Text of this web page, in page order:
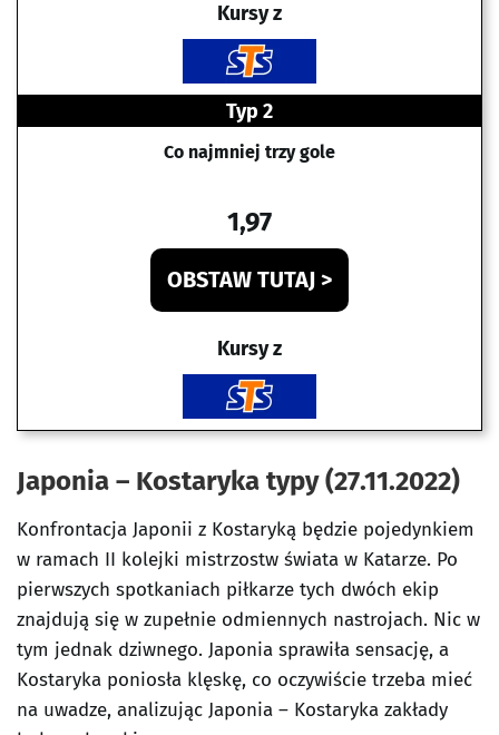
Kursy z
Typ 2
Co najmniej trzy gole
1,97
OBSTAW TUTAJ >
Kursy z
Japonia – Kostaryka typy (27.11.2022)
Konfrontacja Japonii z Kostaryką będzie pojedynkiem
w ramach II kolejki mistrzostw świata w Katarze. Po
pierwszych spotkaniach piłkarze tych dwóch ekip
znajdują się w zupełnie odmiennych nastrojach. Nic w
tym jednak dziwnego. Japonia sprawiła sensację, a
Kostaryka poniosła klęskę, co oczywiście trzeba mieć
na uwadze, analizując Japonia – Kostaryka zakłady